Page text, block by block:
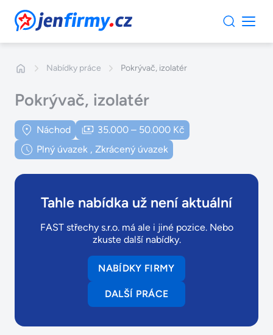
JenFirmy.cz
Nabídky práce Pokrývač, izolatér
Pokrývač, izolatér
Náchod
35.000 – 50.000 Kč
Plný úvazek , Zkrácený úvazek
Tahle nabídka už není aktuální
FAST střechy s.r.o. má ale i jiné pozice. Nebo
zkuste další nabídky.
NABÍDKY FIRMY
DALŠÍ PRÁCE